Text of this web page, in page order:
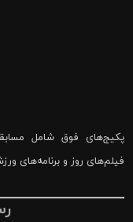
پکیج‌های فوق شامل
فیلم‌های روز و برنامه‌های